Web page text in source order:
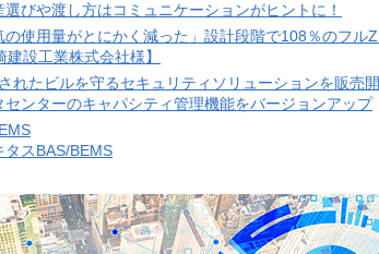
選びや渡し方はコミュニケーションがヒントに！
の使用量がとにかく減った」設計段階で108％のフル
建設工業株式会社様】
れたビルを守るセキュリティソリューションを販売
センターのキャパシティ管理機能をバージョンアップ
タスBAS/BEMS